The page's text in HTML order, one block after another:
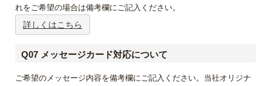
れをご希望の場合は備考欄にご記入ください。
詳しくはこちら
Q07 メッセージカード対応について
ご希望のメッセージ内容を備考欄にご記入ください。当社オリジナ